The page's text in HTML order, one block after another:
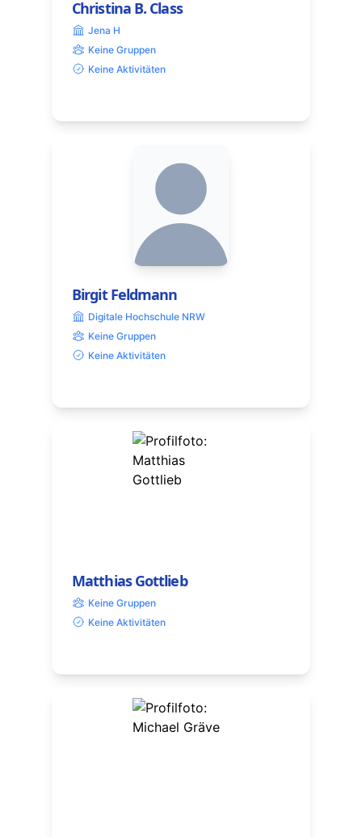
Christina B. Class
Jena H
Keine Gruppen
Keine Aktivitäten
Birgit Feldmann
Digitale Hochschule NRW
Keine Gruppen
Keine Aktivitäten
Matthias Gottlieb
Keine Gruppen
Keine Aktivitäten